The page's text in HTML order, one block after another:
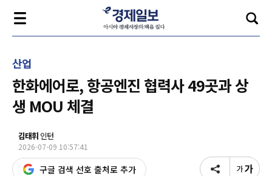
산업
한화에어로, 항공엔진 협력사 49곳과 상
생 MOU 체결
김태휘 인턴
2026-07-09 10:57:41
구글 검색 선호 출처로 추가